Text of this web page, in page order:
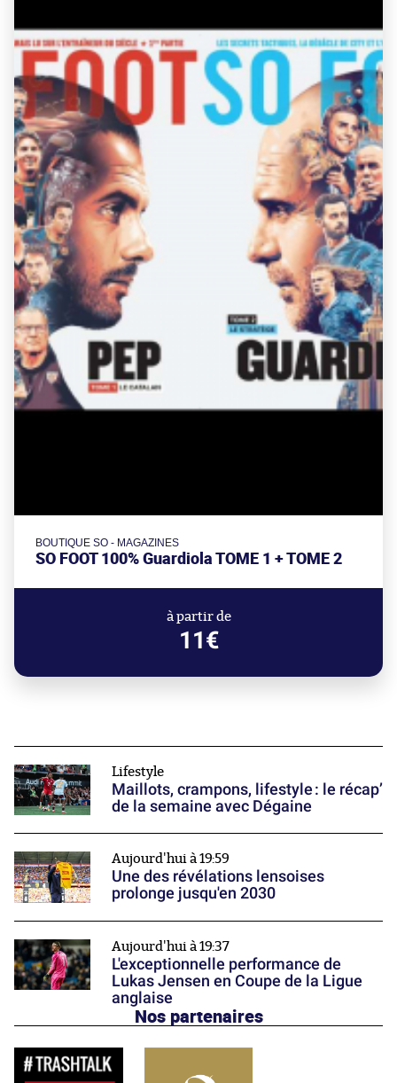
BOUTIQUE SO - MAGAZINES
SO FOOT 100% Guardiola TOME 1 + TOME 2
à partir de
11€
Lifestyle
Maillots, crampons, lifestyle : le récap’
de la semaine avec Dégaine
Aujourd'hui à 19:59
Une des révélations lensoises
prolonge jusqu'en 2030
Aujourd'hui à 19:37
L'exceptionnelle performance de
Lukas Jensen en Coupe de la Ligue
anglaise
Nos partenaires